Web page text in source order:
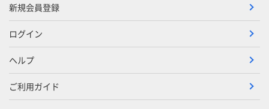
新規会員登録
ログイン
ヘルプ
ご利用ガイド